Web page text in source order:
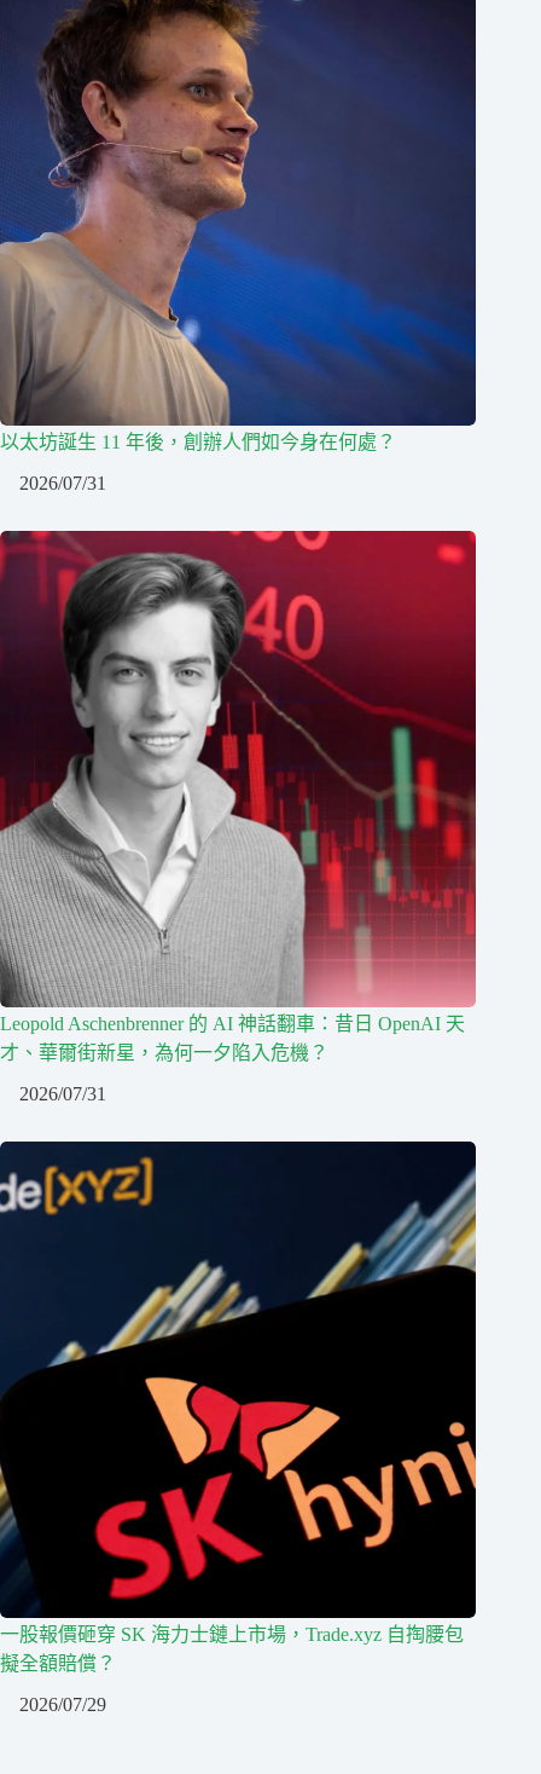
以太坊誕生 11 年後，創辦人們如今身在何處？
2026/07/31
Leopold Aschenbrenner 的 AI 神話翻車：昔日 OpenAI 天
才、華爾街新星，為何一夕陷入危機？
2026/07/31
一股報價砸穿 SK 海力士鏈上市場，Trade.xyz 自掏腰包
擬全額賠償？
2026/07/29